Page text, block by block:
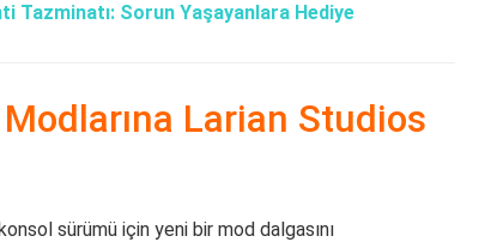
Tazminatı: Sorun Yaşayanlara Hediye
Larian Studios
sürümü için yeni bir mod dalgasını